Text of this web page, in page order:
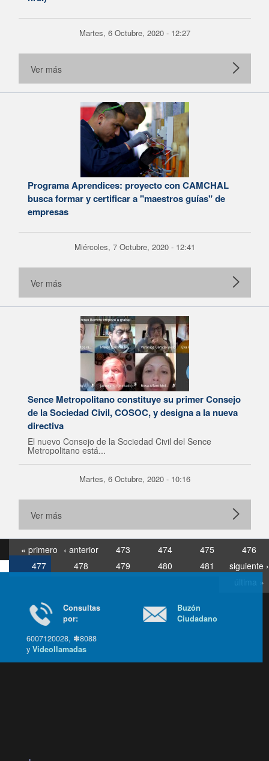
Martes, 6 Octubre, 2020 - 12:27
Ver más
Programa Aprendices: proyecto con CAMCHAL
busca formar y certificar a "maestros guías" de
empresas
Miércoles, 7 Octubre, 2020 - 12:41
Ver más
Sence Metropolitano constituye su primer Consejo
de la Sociedad Civil, COSOC, y designa a la nueva
directiva
El nuevo Consejo de la Sociedad Civil del Sence
Metropolitano está...
Martes, 6 Octubre, 2020 - 10:16
Ver más
« primero ‹ anterior 473 474 475
476
477
478 479 480 481
siguiente ›
última »
Consultas
por:
6007120028, ✽8088
yVideollamadas
Buzón
Ciudadano